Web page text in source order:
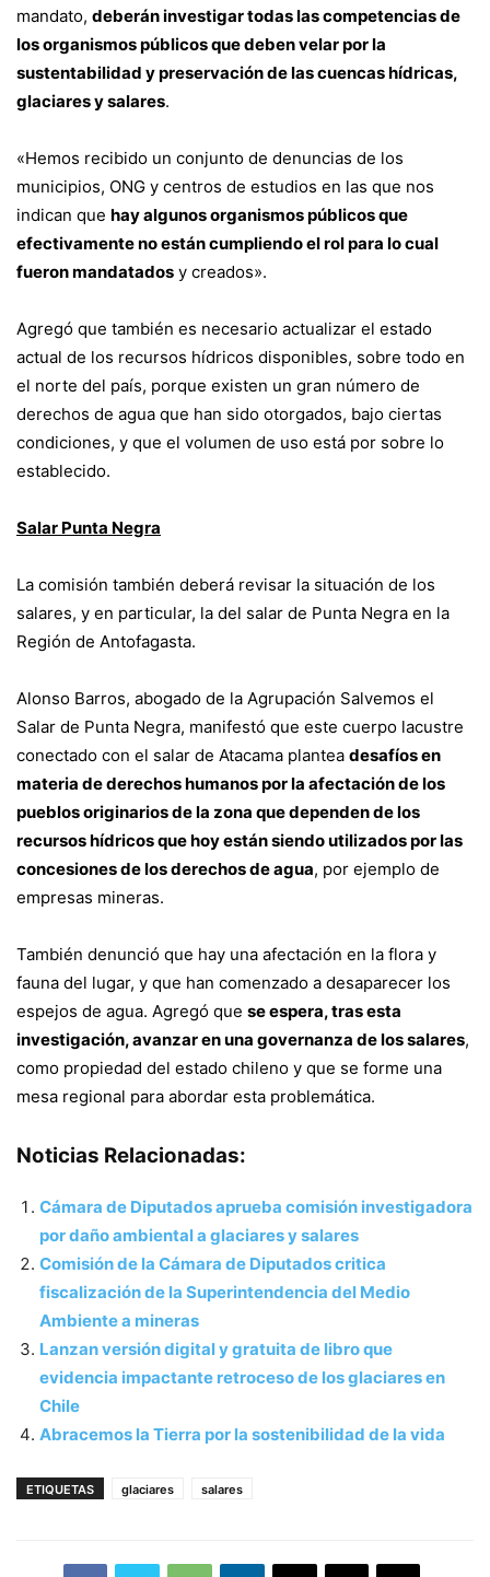
mandato, deberán investigar todas las competencias de
los organismos públicos que deben velar por la
sustentabilidad y preservación de las cuencas hídricas,
glaciares y salares.
«Hemos recibido un conjunto de denuncias de los
municipios, ONG y centros de estudios en las que nos
indican que hay algunos organismos públicos que
efectivamente no están cumpliendo el rol para lo cual
fueron mandatados y creados».
Agregó que también es necesario actualizar el estado
actual de los recursos hídricos disponibles, sobre todo en
el norte del país, porque existen un gran número de
derechos de agua que han sido otorgados, bajo ciertas
condiciones, y que el volumen de uso está por sobre lo
establecido.
Salar Punta Negra
La comisión también deberá revisar la situación de los
salares, y en particular, la del salar de Punta Negra en la
Región de Antofagasta.
Alonso Barros, abogado de la Agrupación Salvemos el
Salar de Punta Negra, manifestó que este cuerpo lacustre
conectado con el salar de Atacama plantea desafíos en
materia de derechos humanos por la afectación de los
pueblos originarios de la zona que dependen de los
recursos hídricos que hoy están siendo utilizados por las
concesiones de los derechos de agua, por ejemplo de
empresas mineras.
También denunció que hay una afectación en la flora y
fauna del lugar, y que han comenzado a desaparecer los
espejos de agua. Agregó que se espera, tras esta
investigación, avanzar en una governanza de los salares,
como propiedad del estado chileno y que se forme una
mesa regional para abordar esta problemática.
Noticias Relacionadas:
Cámara de Diputados aprueba comisión investigadora
por daño ambiental a glaciares y salares
Comisión de la Cámara de Diputados critica
fiscalización de la Superintendencia del Medio
Ambiente a mineras
Lanzan versión digital y gratuita de libro que
evidencia impactante retroceso de los glaciares en
Chile
Abracemos la Tierra por la sostenibilidad de la vida
ETIQUETAS glaciares salares